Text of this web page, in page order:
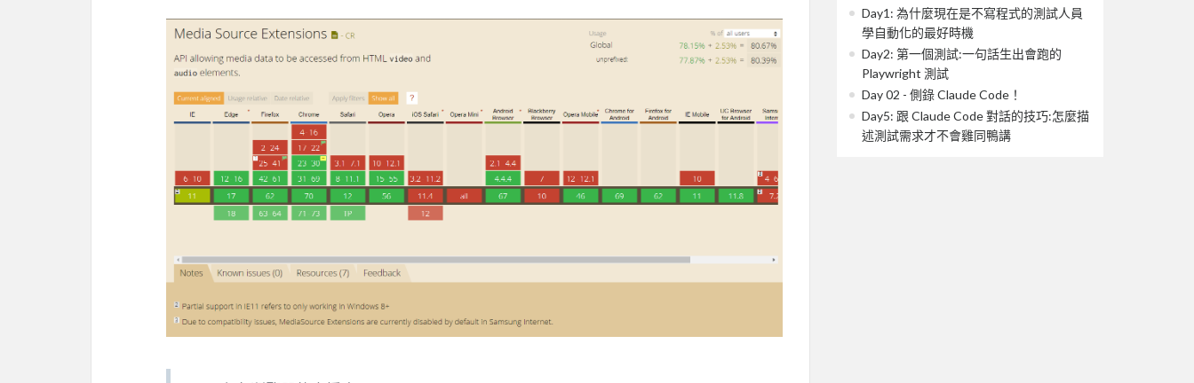
Day1: 為什麼現在是不寫程式的測試人員
學自動化的最好時機
Day2: 第一個測試:一句話生出會跑的
Playwright 測試
Day 02 - 側錄 Claude Code！
Day5: 跟 Claude Code 對話的技巧:怎麼描
述測試需求才不會雞同鴨講